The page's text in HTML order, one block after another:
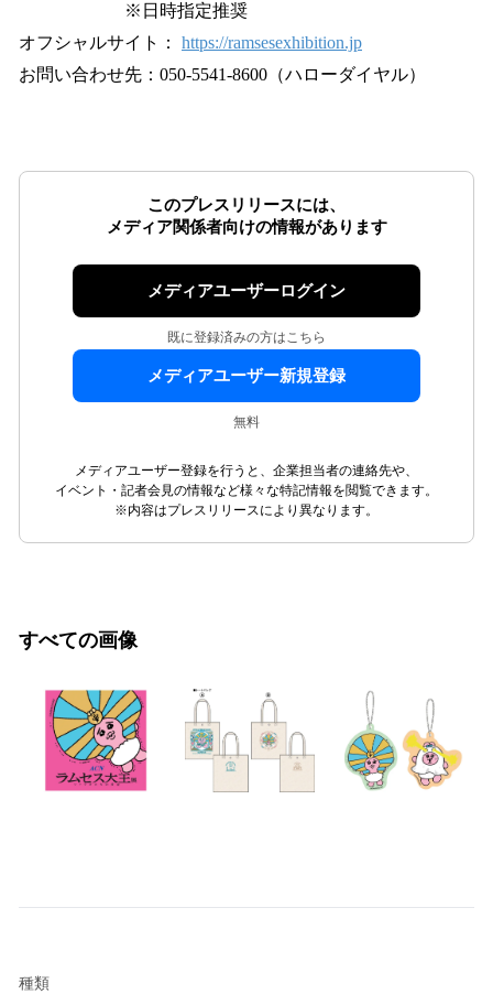
※日時指定推奨
オフシャルサイト： https://ramsesexhibition.jp
お問い合わせ先：050-5541-8600（ハローダイヤル）
このプレスリリースには、
メディア関係者向けの情報があります
メディアユーザーログイン
既に登録済みの方はこちら
メディアユーザー新規登録
無料
メディアユーザー登録を行うと、企業担当者の連絡先や、
イベント・記者会見の情報など様々な特記情報を閲覧できます。
※内容はプレスリリースにより異なります。
すべての画像
種類